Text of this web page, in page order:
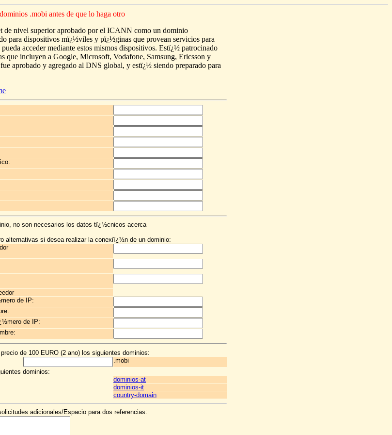
.mobi antes de que lo haga otro
de nivel superior aprobado por el ICANN como un dominio
para dispositivos mï¿½viles y pï¿½ginas que provean servicios para
acceder mediante estos mismos dispositivos. Estï¿½ patrocinado
que incluyen a Google, Microsoft, Vodafone, Samsung, Ericsson y
aprobado y agregado al DNS global, y estï¿½ siendo preparado para
no son necesarios los datos tï¿½cnicos acerca
alternativas si desea realizar la conexiï¿½n de un dominio:
de IP:
de IP:
de 100 EURO (2 ano) los siguientes dominios:
.mobi
dominios:
dominios-at
dominios-it
country-domain
adicionales/Espacio para dos referencias: